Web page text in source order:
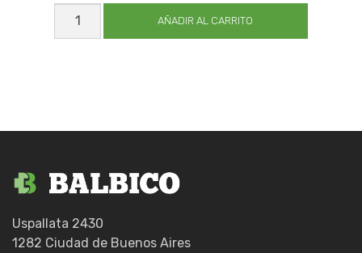
CIN
EMPAQUE
TRANS
AÑADIR AL CARRITO
Uspallata 2430
1282 Ciudad de Buenos Aires